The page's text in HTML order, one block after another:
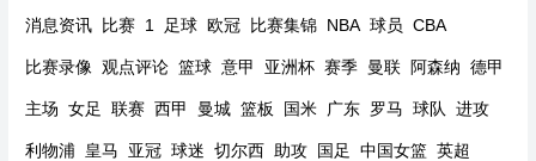
消息资讯 比赛 1 足球 欧冠 比赛集锦 NBA 球员 CBA
比赛录像 观点评论 篮球 意甲 亚洲杯 赛季 曼联 阿森纳 德甲
主场 女足 联赛 西甲 曼城 篮板 国米 广东 罗马 球队 进攻
利物浦 皇马 亚冠 球迷 切尔西 助攻 国足 中国女篮 英超